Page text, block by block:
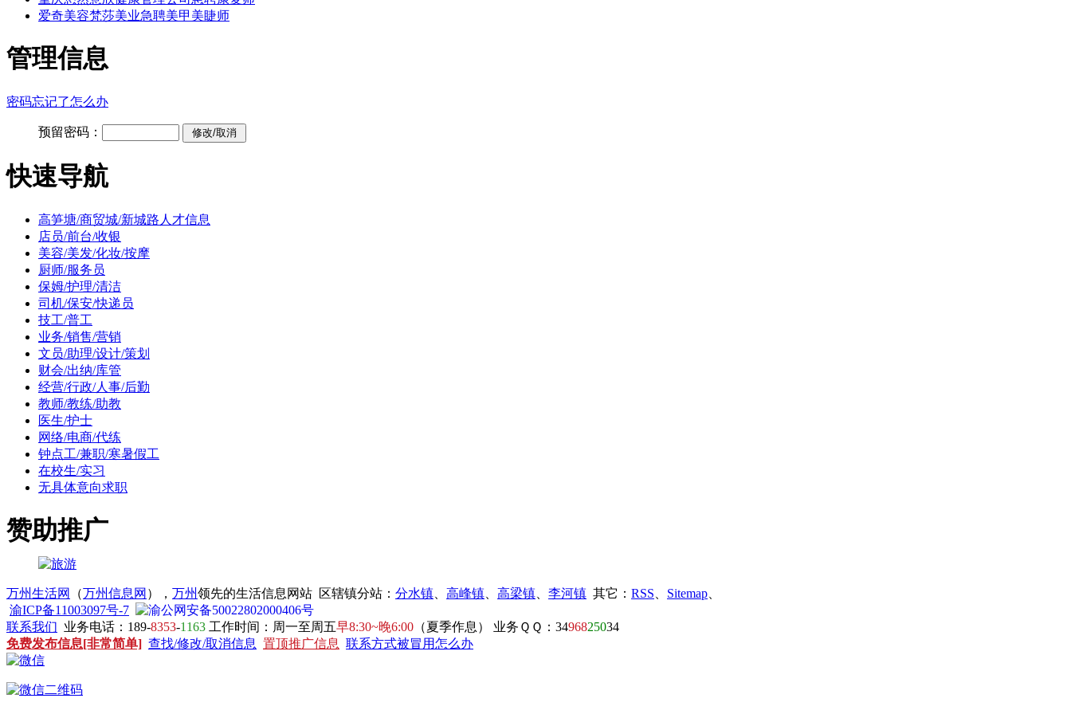
爱奇美容梵莎美业急聘美甲美睫师
管理信息
密码忘记了怎么办
预留密码：
快速导航
高笋塘/商贸城/新城路人才信息
店员/前台/收银
美容/美发/化妆/按摩
厨师/服务员
保姆/护理/清洁
司机/保安/快递员
技工/普工
业务/销售/营销
文员/助理/设计/策划
财会/出纳/库管
经营/行政/人事/后勤
教师/教练/助教
医生/护士
网络/电商/代练
钟点工/兼职/寒暑假工
在校生/实习
无具体意向求职
赞助推广
万州生活网 （万州信息网 ）， 万州领先的生活信息网站 区辖镇分站： 分水镇 高峰镇 高梁镇 李河镇 其它： RSS Sitemap
渝ICP备11003097号-7
渝公网安备50022802000406号
联系我们 业务电话：189-8353-1163 工作时间：周一至周五早8:30~晚6:00 （夏季作息） 业务ＱＱ：3496825034
免费发布信息[非常简单] 查找/修改/取消信息 置顶推广信息 联系方式被冒用怎么办